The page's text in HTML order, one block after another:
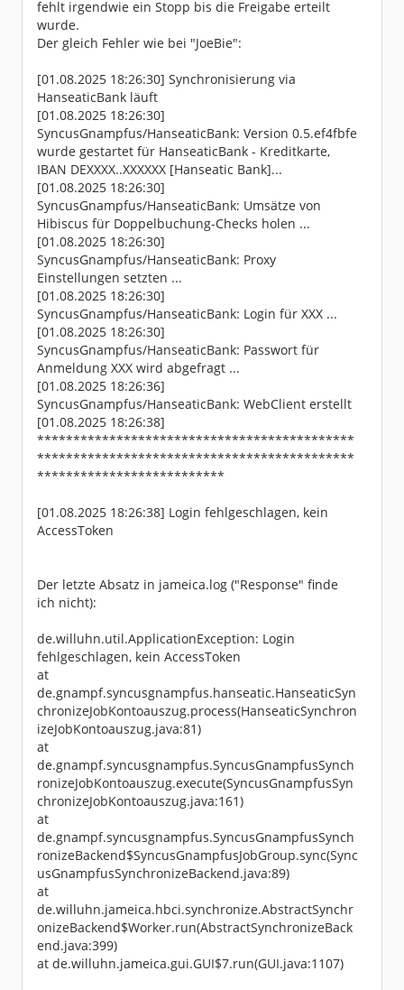
fehlt irgendwie ein Stopp bis die Freigabe erteilt
wurde.
Der gleich Fehler wie bei "JoeBie":
[01.08.2025 18:26:30] Synchronisierung via
HanseaticBank läuft
[01.08.2025 18:26:30]
SyncusGnampfus/HanseaticBank: Version 0.5.ef4fbfe
wurde gestartet für HanseaticBank - Kreditkarte,
IBAN DEXXXX..XXXXXX [Hanseatic Bank]...
[01.08.2025 18:26:30]
SyncusGnampfus/HanseaticBank: Umsätze von
Hibiscus für Doppelbuchung-Checks holen ...
[01.08.2025 18:26:30]
SyncusGnampfus/HanseaticBank: Proxy
Einstellungen setzten ...
[01.08.2025 18:26:30]
SyncusGnampfus/HanseaticBank: Login für XXX ...
[01.08.2025 18:26:30]
SyncusGnampfus/HanseaticBank: Passwort für
Anmeldung XXX wird abgefragt ...
[01.08.2025 18:26:36]
SyncusGnampfus/HanseaticBank: WebClient erstellt
[01.08.2025 18:26:38]
********************************************
********************************************
**************************
[01.08.2025 18:26:38] Login fehlgeschlagen, kein
AccessToken
Der letzte Absatz in jameica.log ("Response" finde
ich nicht):
de.willuhn.util.ApplicationException: Login
fehlgeschlagen, kein AccessToken
at
de.gnampf.syncusgnampfus.hanseatic.HanseaticSyn
chronizeJobKontoauszug.process(HanseaticSynchron
izeJobKontoauszug.java:81)
at
de.gnampf.syncusgnampfus.SyncusGnampfusSynch
ronizeJobKontoauszug.execute(SyncusGnampfusSyn
chronizeJobKontoauszug.java:161)
at
de.gnampf.syncusgnampfus.SyncusGnampfusSynch
ronizeBackend$SyncusGnampfusJobGroup.sync(Sync
usGnampfusSynchronizeBackend.java:89)
at
de.willuhn.jameica.hbci.synchronize.AbstractSynchr
onizeBackend$Worker.run(AbstractSynchronizeBack
end.java:399)
at de.willuhn.jameica.gui.GUI$7.run(GUI.java:1107)